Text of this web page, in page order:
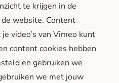
van:
te krijgen in de
website. Content
video’s van Vimeo kunt
content cookies hebben
en gebruiken we
we met jouw